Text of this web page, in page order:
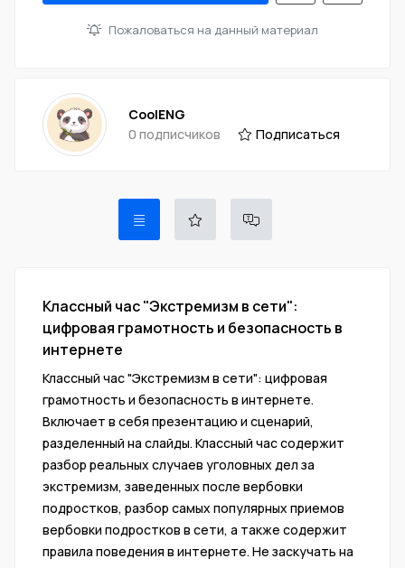
Пожаловаться на данный материал
CoolENG
0 подписчиков
Подписаться
Классный час "Экстремизм в сети":
цифровая грамотность и безопасность в
интернете
Классный час "Экстремизм в сети": цифровая
грамотность и безопасность в интернете.
Включает в себя презентацию и сценарий,
разделенный на слайды. Классный час содержит
разбор реальных случаев уголовных дел за
экстремизм, заведенных после вербовки
подростков, разбор самых популярных приемов
вербовки подростков в сети, а также содержит
правила поведения в интернете. Не заскучать на